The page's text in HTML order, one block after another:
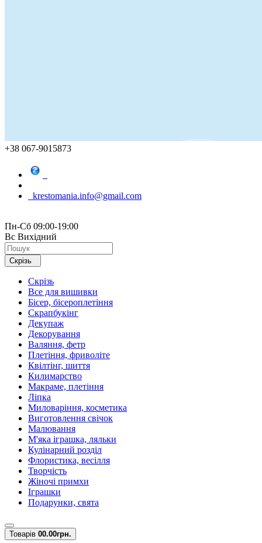
+38 067-9015873
krestomania.info@gmail.com
Пн-Сб 09:00-19:00
Вс Вихідний
Скрізь
Скрізь
Все для вишивки
Бісер, бісероплетіння
Скрапбукінг
Декупаж
Декорування
Валяння, фетр
Плетіння, фриволіте
Квілтінг, шиття
Килимарство
Макраме, плетіння
Ліпка
Миловаріння, косметика
Виготовлення свічок
Малювання
М'яка іграшка, ляльки
Кулінарний розділ
Флористика, весілля
Творчість
Жіночі примхи
Іграшки
Подарунки, свята
Товарів 00.00грн.